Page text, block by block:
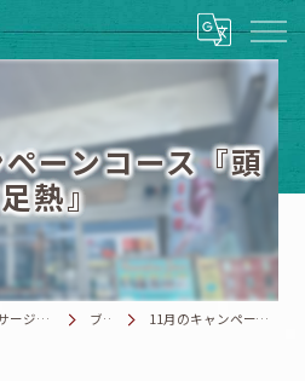
ーンコース『頭
熱』
山形のリラクゼーションマッサージならRelaxationSpace ユタカフェ ブログ 11月のキャンペーンコース『頭寒足熱』